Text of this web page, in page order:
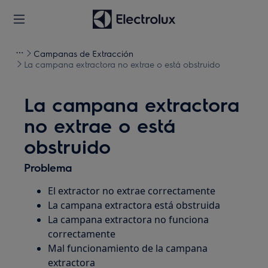
Campanas de Extracción
La campana extractora no extrae o está obstruido
La campana extractora
no extrae o está
obstruido
Problema
El extractor no extrae correctamente
La campana extractora está obstruida
La campana extractora no funciona
correctamente
Mal funcionamiento de la campana
extractora